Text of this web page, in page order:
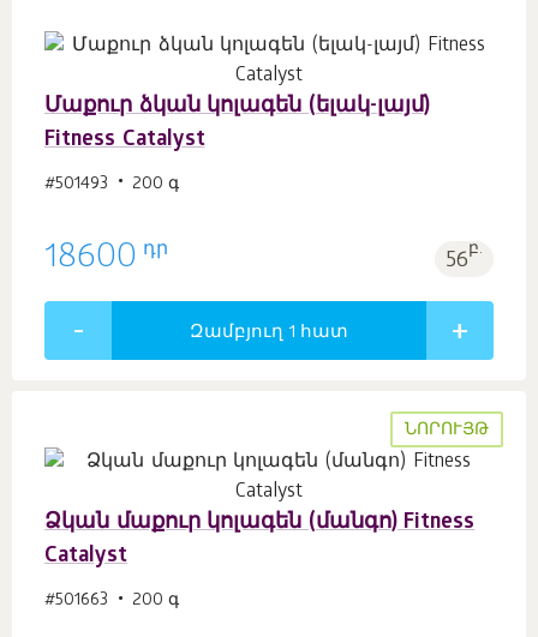
Մաքուր ձկան կոլագեն (ելակ-լայմ)
Fitness Catalyst
#501493 200 գ
18600 դր 56բ.
Զամբյուղ 1 հատ
ՆՈՐՈՒՅԹ
Ձկան մաքուր կոլագեն (մանգո) Fitness
Catalyst
#501663 200 գ